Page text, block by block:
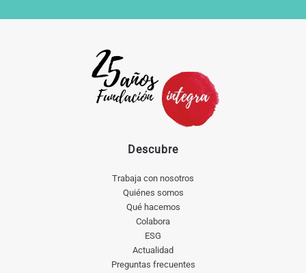
Descubre
Trabaja con nosotros
Quiénes somos
Qué hacemos
Colabora
ESG
Actualidad
Preguntas frecuentes